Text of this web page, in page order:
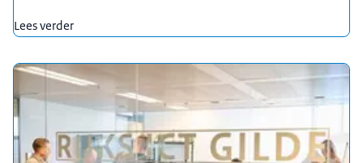
Lees verder